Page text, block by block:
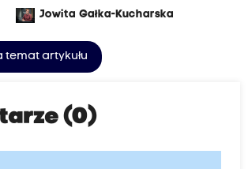
Jowita Gałka-Kucharska
temat artykułu
(0)